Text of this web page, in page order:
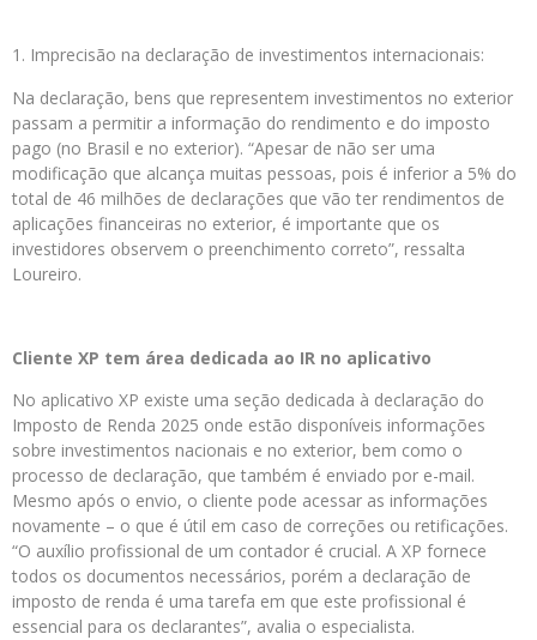
Imprecisão na declaração de investimentos internacionais:
Na declaração, bens que representem investimentos no exterior
passam a permitir a informação do rendimento e do imposto
pago (no Brasil e no exterior). “Apesar de não ser uma
modificação que alcança muitas pessoas, pois é inferior a 5% do
total de 46 milhões de declarações que vão ter rendimentos de
aplicações financeiras no exterior, é importante que os
investidores observem o preenchimento correto”, ressalta
Loureiro.
Cliente XP tem área dedicada ao IR no aplicativo
No aplicativo XP existe uma seção dedicada à declaração do
Imposto de Renda 2025 onde estão disponíveis informações
sobre investimentos nacionais e no exterior, bem como o
processo de declaração, que também é enviado por e-mail.
Mesmo após o envio, o cliente pode acessar as informações
novamente – o que é útil em caso de correções ou retificações.
“O auxílio profissional de um contador é crucial. A XP fornece
todos os documentos necessários, porém a declaração de
imposto de renda é uma tarefa em que este profissional é
essencial para os declarantes”, avalia o especialista.